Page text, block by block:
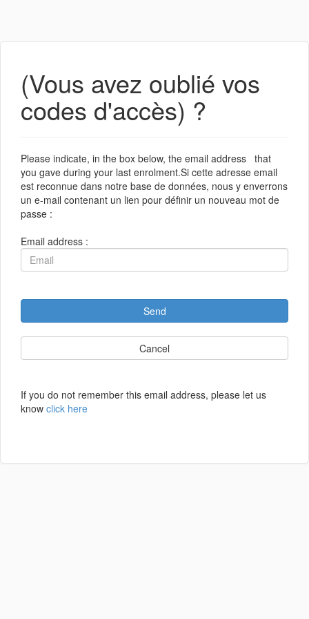
(Vous avez oublié vos
codes d'accès) ?
Please indicate, in the box below, the email address that
you gave during your last enrolment.Si cette adresse email
est reconnue dans notre base de données, nous y enverrons
un e-mail contenant un lien pour définir un nouveau mot de
passe :
Email address :
Send
Cancel
If you do not remember this email address, please let us
know click here